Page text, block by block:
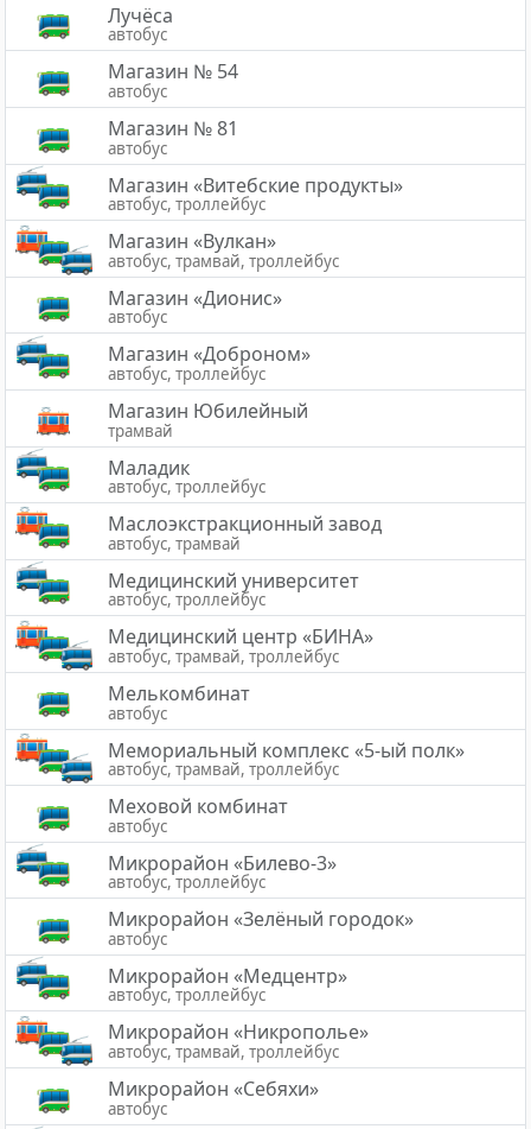
Лучёса
автобус
Магазин № 54
автобус
Магазин № 81
автобус
Магазин «Витебские продукты»
автобус, троллейбус
Магазин «Вулкан»
автобус, трамвай, троллейбус
Магазин «Дионис»
автобус
Магазин «Доброном»
автобус, троллейбус
Магазин Юбилейный
трамвай
Маладик
автобус, троллейбус
Маслоэкстракционный завод
автобус, трамвай
Медицинский университет
автобус, троллейбус
Медицинский центр «БИНА»
автобус, трамвай, троллейбус
Мелькомбинат
автобус
Мемориальный комплекс «5-ый полк»
автобус, трамвай, троллейбус
Меховой комбинат
автобус
Микрорайон «Билево-3»
автобус, троллейбус
Микрорайон «Зелёный городок»
автобус
Микрорайон «Медцентр»
автобус, троллейбус
Микрорайон «Никрополье»
автобус, трамвай, троллейбус
Микрорайон «Себяхи»
автобус